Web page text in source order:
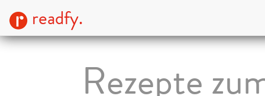
readfy.
Rezepte